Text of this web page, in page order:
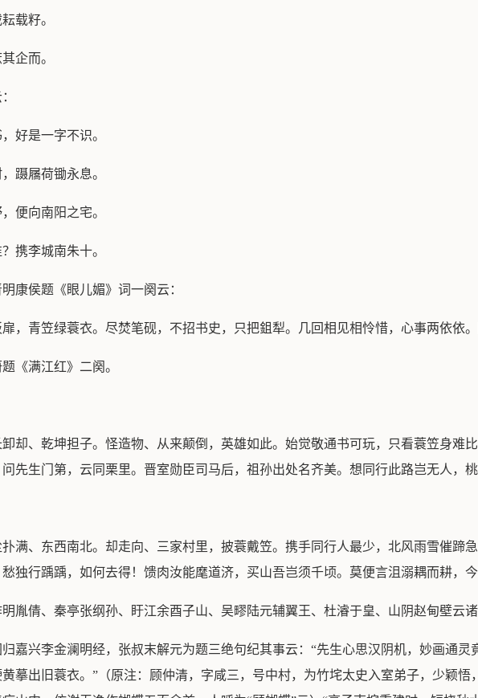
载籽。
企而。
好是一字不识。
蹑屩荷锄永息。
便向南阳之宅。
携李城南朱十。
康侯题《眼儿媚》词一阕云：
，青笠绿蓑衣。尽焚笔砚，不招书史，只把鉏犁。几回相见相怜惜，心事两依依
《满江红》二阕。
却、乾坤担子。怪造物、从来颠倒，英雄如此。始觉敬通书可玩，只看蓑笠身难
先生门第，云同栗里。晋室勋臣司马后，祖孙出处名齐美。想同行此路岂无人，桃
满、东西南北。却走向、三家村里，披蓑戴笠。携手同行人最少，北风雨雪催蹄
独行踽踽，如何去得！馈肉汝能麾道济，买山吾岂须千顷。莫便言沮溺耦而耕，今
胤倩、秦亭张纲孙、盱江余酉子山、吴疁陆元辅翼王、杜濬于皇、山阴赵甸壁云诸
嘉兴李金澜明经，张叔末解元为题三绝句纪其事云：“先生心思汉阴机，妙画通
摹出旧蓑衣。”（原注：顾仲清，字咸三，号中村，为竹垞太史入室弟子，少颖